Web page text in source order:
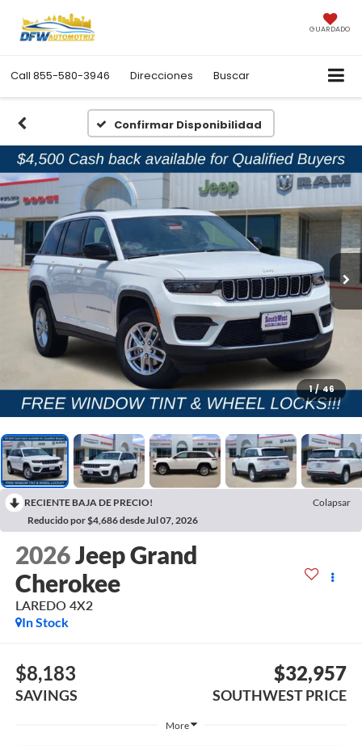
GUARDADO
Call 855-580-3946 Direcciones Buscar
Confirmar Disponibilidad
1 / 46
RECIENTE BAJA DE PRECIO!
Colapsar
Reducido por $4,686 desde Jul 07, 2026
2026Jeep Grand
Cherokee
LAREDO 4X2
In Stock
$8,183
SAVINGS
$32,957
SOUTHWEST PRICE
More